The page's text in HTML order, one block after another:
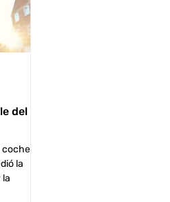
del
coche
la
la